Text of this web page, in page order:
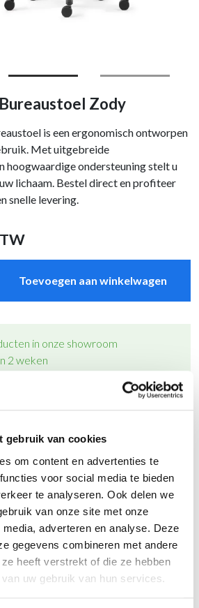
gebruik van cookies
om content en advertenties te
voor social media te bieden
te analyseren. Ook delen we
van onze site met onze
adverteren en analyse. Deze
gegevens combineren met andere
heeft verstrekt of die ze hebben
uw gebruik van hun services.
Zody
is een ergonomisch ontworpen
Met uitgebreide
hoogwaardige ondersteuning stelt u
lichaam. Bestel direct en profiteer
snelle levering.
Toevoegen aan winkelwagen
in onze showroom
2 weken
specialist in kantoormeubelen